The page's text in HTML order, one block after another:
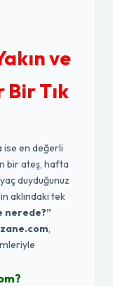
ve
Tık
ise en değerli
bir ateş, hafta
duyduğunuz
aklındaki tek
nerede?”
,